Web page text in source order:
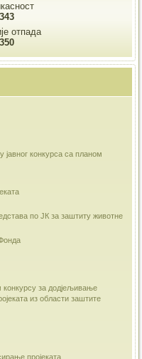
отпада
конкурса са планом
по ЈК за заштиту животне
за додјељивање
из области заштите
пројеката